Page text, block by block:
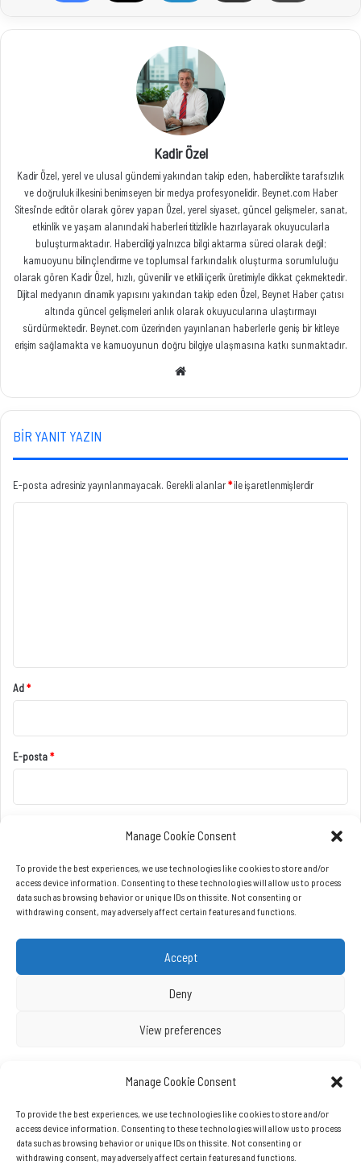
Manage Cookie Consent
To provide the best experiences, we use technologies like cookies to store and/or
access device information. Consenting to these technologies will allow us to process
data such as browsing behavior or unique IDs on this site. Not consenting or
withdrawing consent, may adversely affect certain features and functions.